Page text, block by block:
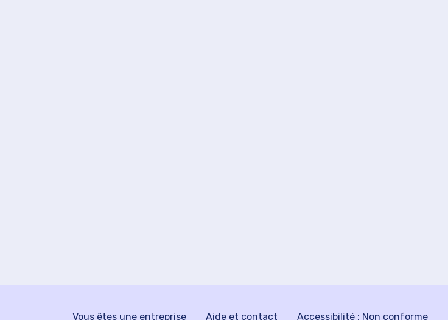
Vous êtes une entreprise Aide et contact Accessibilité : Non conforme